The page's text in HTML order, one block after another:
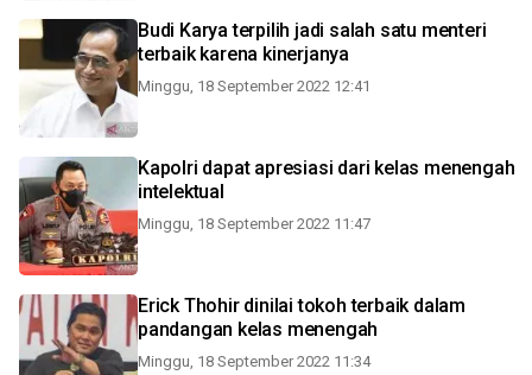
Budi Karya terpilih jadi salah satu menteri
terbaik karena kinerjanya
Minggu, 18 September 2022 12:41
Kapolri dapat apresiasi dari kelas menengah
intelektual
Minggu, 18 September 2022 11:47
Erick Thohir dinilai tokoh terbaik dalam
pandangan kelas menengah
Minggu, 18 September 2022 11:34